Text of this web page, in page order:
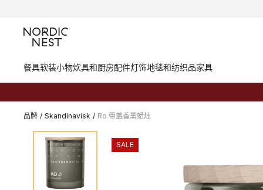
餐具软装小物炊具和厨房配件灯饰地毯和纺织品家具
品牌 / Skandinavisk / Ro 带盖香薰蜡烛
SALE